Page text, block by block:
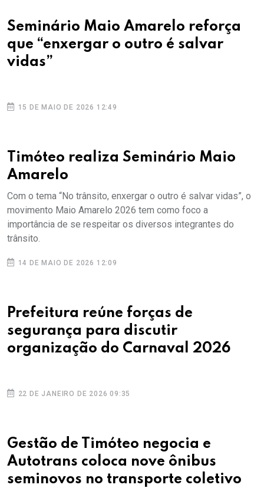
Seminário Maio Amarelo reforça
que “enxergar o outro é salvar
vidas”
15 DE MAIO DE 2026 12:49
Timóteo realiza Seminário Maio
Amarelo
Com o tema “No trânsito, enxergar o outro é salvar vidas”, o
movimento Maio Amarelo 2026 tem como foco a
importância de se respeitar os diversos integrantes do
trânsito.
14 DE MAIO DE 2026 12:09
Prefeitura reúne forças de
segurança para discutir
organização do Carnaval 2026
22 DE JANEIRO DE 2026 09:35
Gestão de Timóteo negocia e
Autotrans coloca nove ônibus
seminovos no transporte coletivo